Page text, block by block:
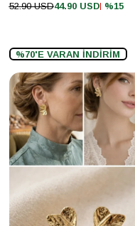
%15
44.90 USD
52.90 USD
%70'E VARAN İNDİRİM